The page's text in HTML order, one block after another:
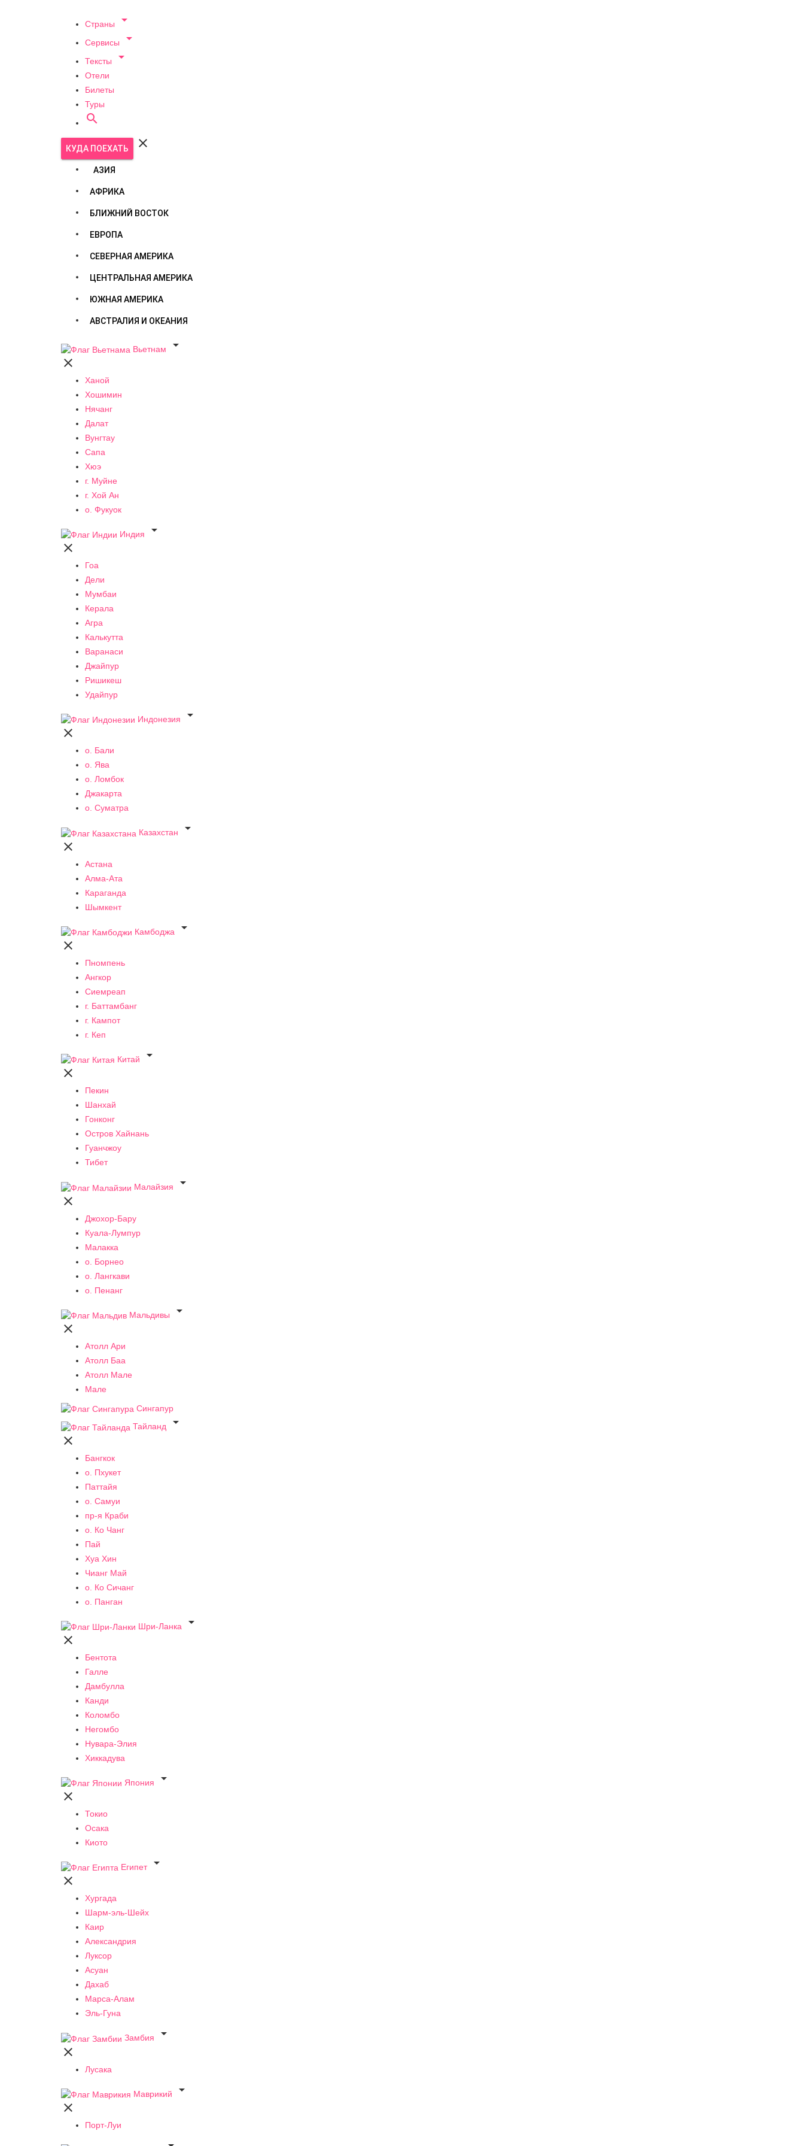
Страны 
Сервисы 
Тексты 
Отели
Билеты
Туры

КУДА ПОЕХАТЬ 
АЗИЯ
АФРИКА
БЛИЖНИЙ ВОСТОК
ЕВРОПА
СЕВЕРНАЯ АМЕРИКА
ЦЕНТРАЛЬНАЯ АМЕРИКА
ЮЖНАЯ АМЕРИКА
АВСТРАЛИЯ И ОКЕАНИЯ
Вьетнам


Ханой
Хошимин
Нячанг
Далат
Вунгтау
Сапа
Хюэ
г. Муйне
г. Хой Ан
о. Фукуок
Индия


Гоа
Дели
Мумбаи
Керала
Агра
Калькутта
Варанаси
Джайпур
Ришикеш
Удайпур
Индонезия


о. Бали
о. Ява
о. Ломбок
Джакарта
о. Суматра
Казахстан


Астана
Алма-Ата
Караганда
Шымкент
Камбоджа


Пномпень
Ангкор
Сиемреап
г. Баттамбанг
г. Кампот
г. Кеп
Китай


Пекин
Шанхай
Гонконг
Остров Хайнань
Гуанчжоу
Тибет
Малайзия


Джохор-Бару
Куала-Лумпур
Малакка
о. Борнео
о. Лангкави
о. Пенанг
Мальдивы


Атолл Ари
Атолл Баа
Атолл Мале
Мале
Сингапур
Тайланд


Бангкок
о. Пхукет
Паттайя
о. Самуи
пр-я Краби
о. Ко Чанг
Пай
Хуа Хин
Чианг Май
о. Ко Сичанг
о. Панган
Шри-Ланка


Бентота
Галле
Дамбулла
Канди
Коломбо
Негомбо
Нувара-Элия
Хиккадува
Япония


Токио
Осака
Киото
Египет


Хургада
Шарм-эль-Шейх
Каир
Александрия
Луксор
Асуан
Дахаб
Марса-Алам
Эль-Гуна
Замбия


Лусака
Маврикий


Порт-Луи